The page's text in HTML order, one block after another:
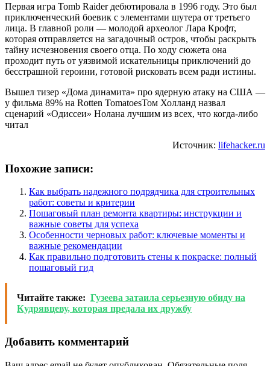
Первая игра Tomb Raider дебютировала в 1996 году. Это был
приключенческий боевик с элементами шутера от третьего
лица. В главной роли — молодой археолог Лара Крофт,
которая отправляется на загадочный остров, чтобы раскрыть
тайну исчезновения своего отца. По ходу сюжета она
проходит путь от уязвимой искательницы приключений до
бесстрашной героини, готовой рисковать всем ради истины.
Вышел тизер «Дома динамита» про ядерную атаку на США —
у фильма 89% на Rotten TomatoesТом Холланд назвал
сценарий «Одиссеи» Нолана лучшим из всех, что когда-либо
читал
Источник: lifehacker.ru
Похожие записи:
Как выбрать надежного подрядчика для строительных
работ: советы и критерии
Пошаговый план ремонта квартиры: инструкции и
важные советы для успеха
Особенности черновых работ: ключевые моменты и
важные рекомендации
Как правильно подготовить стены к покраске: полный
пошаговый гид
Читайте также: Гузеева затаила серьезную обиду на
Кудрявцеву, которая предала их дружбу
Добавить комментарий